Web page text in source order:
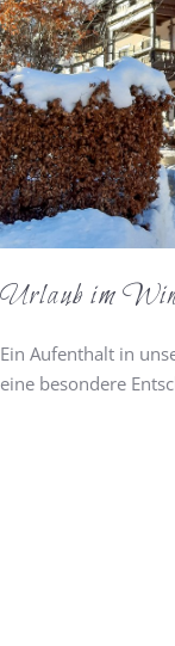
Urlaub im
Ein Aufenthalt in
eine besondere